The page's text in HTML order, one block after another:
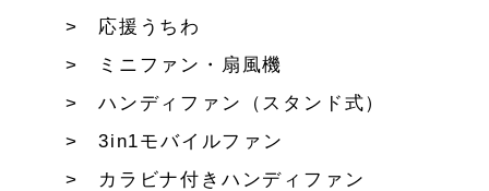
応援うちわ
ミニファン・扇風機
ハンディファン（スタンド式）
3in1モバイルファン
カラビナ付きハンディファン